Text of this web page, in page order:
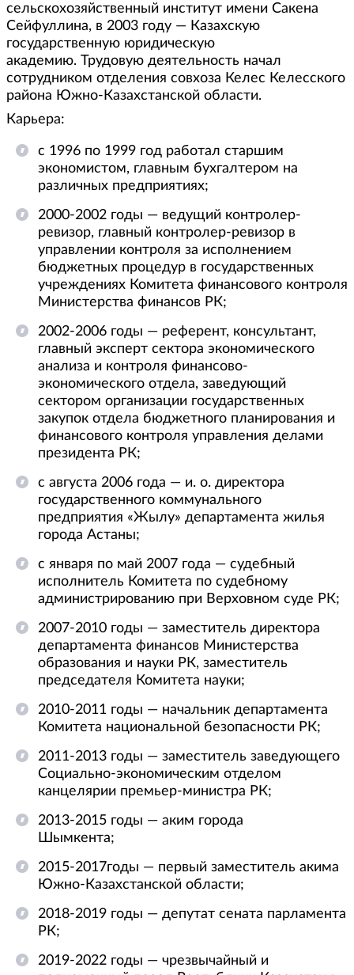
сельскохозяйственный институт имени Сакена
Сейфуллина, в 2003 году — Казахскую
государственную юридическую
академию. Трудовую деятельность начал
сотрудником отделения совхоза Келес Келесского
района Южно-Казахстанской области.
Карьера:
с 1996 по 1999 год работал старшим
экономистом, главным бухгалтером на
различных предприятиях;
2000-2002 годы — ведущий контролер-
ревизор, главный контролер-ревизор в
управлении контроля за исполнением
бюджетных процедур в государственных
учреждениях Комитета финансового контроля
Министерства финансов РК;
2002-2006 годы — референт, консультант,
главный эксперт сектора экономического
анализа и контроля финансово-
экономического отдела, заведующий
сектором организации государственных
закупок отдела бюджетного планирования и
финансового контроля управления делами
президента РК;
с августа 2006 года — и. о. директора
государственного коммунального
предприятия «Жылу» департамента жилья
города Астаны;
с января по май 2007 года — судебный
исполнитель Комитета по судебному
администрированию при Верховном суде РК;
2007-2010 годы — заместитель директора
департамента финансов Министерства
образования и науки РК, заместитель
председателя Комитета науки;
2010-2011 годы — начальник департамента
Комитета национальной безопасности РК;
2011-2013 годы — заместитель заведующего
Социально-экономическим отделом
канцелярии премьер-министра РК;
2013-2015 годы — аким города
Шымкента;
2015-2017годы — первый заместитель акима
Южно-Казахстанской области;
2018-2019 годы — депутат сената парламента
РК;
2019-2022 годы — чрезвычайный и